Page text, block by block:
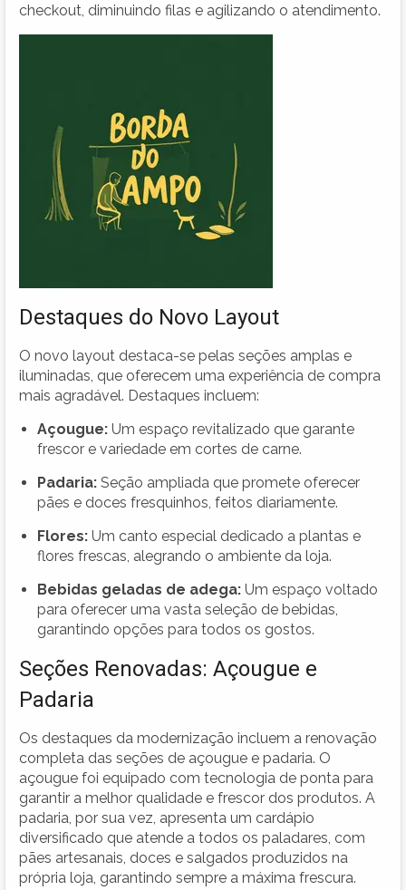
checkout, diminuindo filas e agilizando o atendimento.
Destaques do Novo Layout
O novo layout destaca-se pelas seções amplas e
iluminadas, que oferecem uma experiência de compra
mais agradável. Destaques incluem:
Açougue: Um espaço revitalizado que garante
frescor e variedade em cortes de carne.
Padaria: Seção ampliada que promete oferecer
pães e doces fresquinhos, feitos diariamente.
Flores: Um canto especial dedicado a plantas e
flores frescas, alegrando o ambiente da loja.
Bebidas geladas de adega: Um espaço voltado
para oferecer uma vasta seleção de bebidas,
garantindo opções para todos os gostos.
Seções Renovadas: Açougue e
Padaria
Os destaques da modernização incluem a renovação
completa das seções de açougue e padaria. O
açougue foi equipado com tecnologia de ponta para
garantir a melhor qualidade e frescor dos produtos. A
padaria, por sua vez, apresenta um cardápio
diversificado que atende a todos os paladares, com
pães artesanais, doces e salgados produzidos na
própria loja, garantindo sempre a máxima frescura.